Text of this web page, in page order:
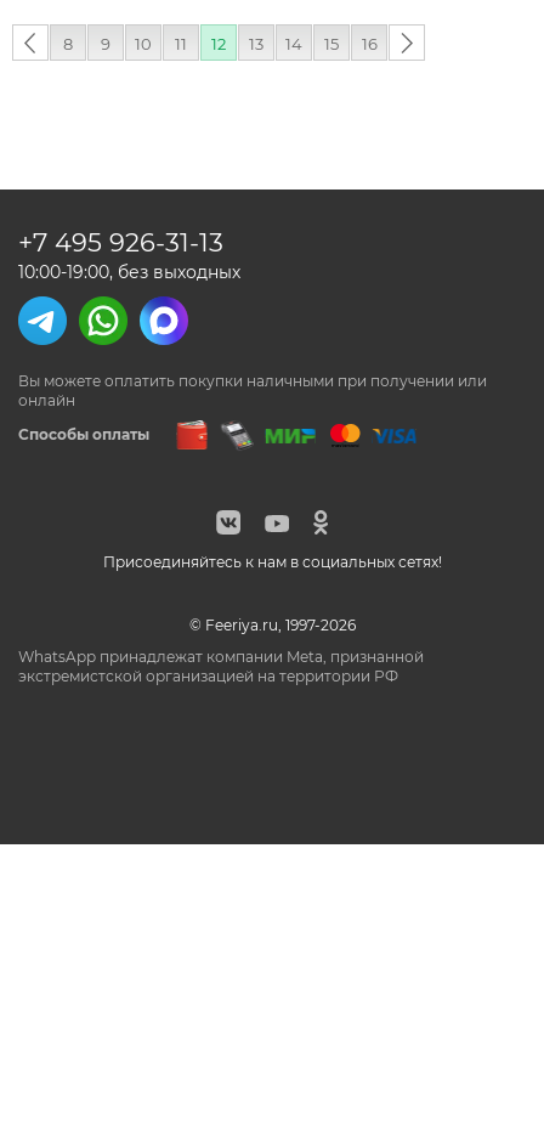
‹
8 9 10 11 12 13 14 15 16
следующая
Присоединяйтесь к нам в социальных сетях!
© Feeriya.ru, 1997-2026
Способы оплаты
Вы можете оплатить покупки наличными при получении или
онлайн
+7 495 926-31-13
10:00-19:00, без выходных
WhatsApp принадлежат компании Meta, признанной
экстремистской организацией на территории РФ